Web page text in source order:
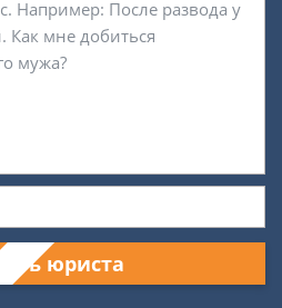
юриста